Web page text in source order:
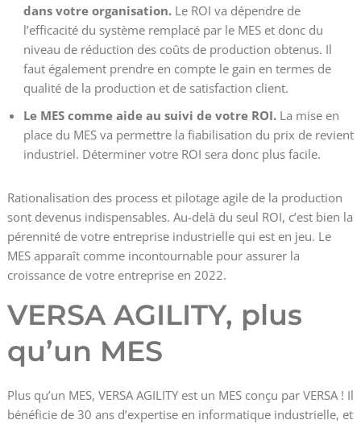
dans votre organisation.Le ROI va dépendre de
l’efficacité du système remplacé par le MES et donc du
niveau de réduction des coûts de production obtenus. Il
faut également prendre en compte le gain en termes de
qualité de la production et de satisfaction client.
Le MES comme aide au suivi de votre ROI.La mise en
place du MES va permettre la fiabilisation du prix de revient
industriel. Déterminer votre ROI sera donc plus facile.
Rationalisation des process et pilotage agile de la production
sont devenus indispensables. Au-delà du seul ROI, c’est bien la
pérennité de votre entreprise industrielle qui est en jeu. Le
MES apparaît comme incontournable pour assurer la
croissance de votre entreprise en 2022.
VERSA AGILITY, plus
qu’un MES
Plus qu’un MES, VERSA AGILITY est un MES conçu par VERSA ! Il
bénéficie de 30 ans d’expertise en informatique industrielle, et